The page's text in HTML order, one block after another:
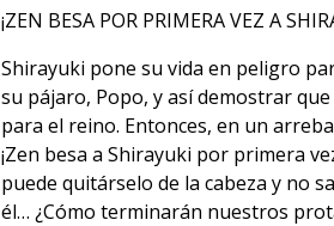
¡ZEN BESA POR PRIMERA VEZ A
Shirayuki pone su vida en peligro
su pájaro, Popo, y así demostrar
para el reino. Entonces, en un
¡Zen besa a Shirayuki por primera
puede quitárselo de la cabeza y no
él… ¿Cómo terminarán nuestros